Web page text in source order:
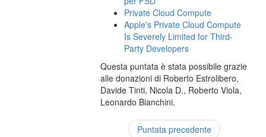
Private Cloud Compute
Apple's Private Cloud Compute
Is Severely Limited for Third-
Party Developers
Questa puntata è stata possibile grazie
alle donazioni di Roberto Estrolibero,
Davide Tinti, Nicola D., Roberto Viola,
Leonardo Bianchini.
Puntata precedente